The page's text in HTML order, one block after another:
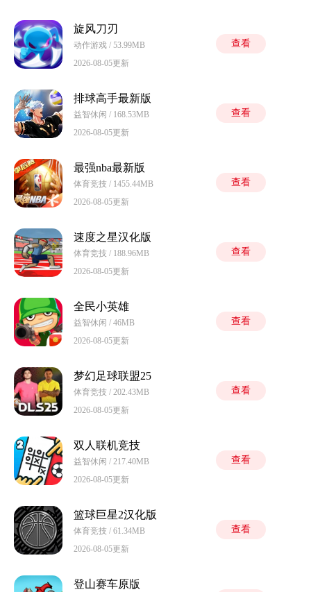
旋风刀刃
动作游戏 / 53.99MB
2026-08-05更新
查看
排球高手最新版
益智休闲 / 168.53MB
2026-08-05更新
查看
最强nba最新版
体育竞技 / 1455.44MB
2026-08-05更新
查看
速度之星汉化版
体育竞技 / 188.96MB
2026-08-05更新
查看
全民小英雄
益智休闲 / 46MB
2026-08-05更新
查看
梦幻足球联盟25
体育竞技 / 202.43MB
2026-08-05更新
查看
双人联机竞技
益智休闲 / 217.40MB
2026-08-05更新
查看
篮球巨星2汉化版
体育竞技 / 61.34MB
2026-08-05更新
查看
登山赛车原版